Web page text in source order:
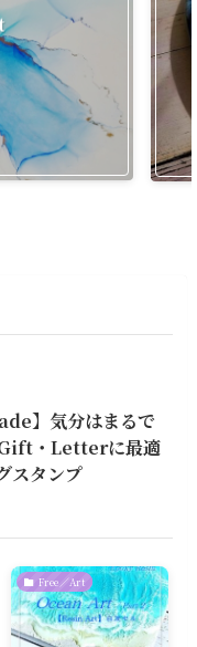
】気分はまるで
・Letterに最適
スタンプ
Free／Art